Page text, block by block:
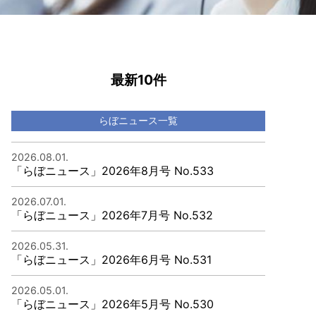
最新10件
らぼニュース一覧
2026.08.01.
「らぼニュース」2026年8月号 No.533
2026.07.01.
「らぼニュース」2026年7月号 No.532
2026.05.31.
「らぼニュース」2026年6月号 No.531
2026.05.01.
「らぼニュース」2026年5月号 No.530